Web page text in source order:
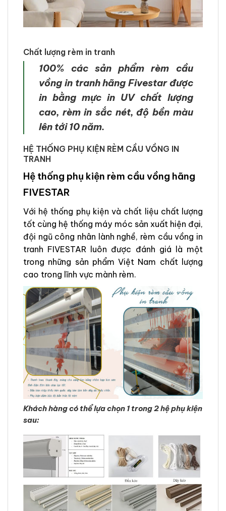
Chất lượng rèm in tranh
100% các sản phẩm rèm cầu
vồng in tranh hãng Fivestar được
in bằng mực in UV chất lượng
cao, rèm in sắc nét, độ bền màu
lên tới 10 năm.
HỆ THỐNG PHỤ KIỆN RÈM CẦU VỒNG IN
TRANH
Hệ thống phụ kiện rèm cầu vồng hãng
FIVESTAR
Với hệ thống phụ kiện và chất liệu chất lượng
tốt cùng hệ thống máy móc sản xuất hiện đại,
đội ngũ công nhân lành nghề, rèm cầu vồng in
tranh FIVESTAR luôn được đánh giá là một
trong những sản phẩm Việt Nam chất lượng
cao trong lĩnh vực mành rèm.
Khách hàng có thể lựa chọn 1 trong 2 hệ phụ kiện
sau: